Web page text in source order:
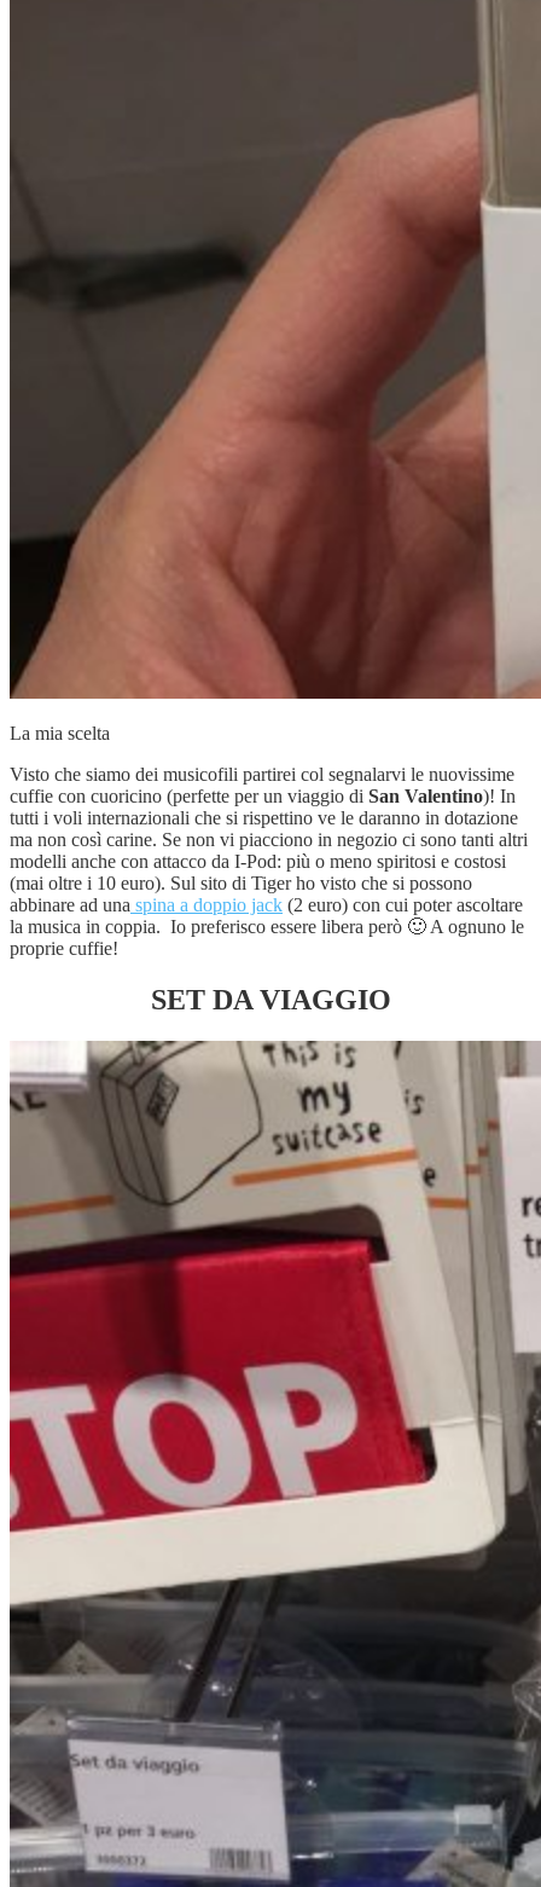
La mia scelta
Visto che siamo dei musicofili partirei col segnalarvi le nuovissime
cuffie con cuoricino (perfette per un viaggio di San Valentino)! In
tutti i voli internazionali che si rispettino ve le daranno in dotazione
ma non così carine. Se non vi piacciono in negozio ci sono tanti altri
modelli anche con attacco da I-Pod: più o meno spiritosi e costosi
(mai oltre i 10 euro). Sul sito di Tiger ho visto che si possono
abbinare ad una spina a doppio jack (2 euro) con cui poter ascoltare
la musica in coppia. Io preferisco essere libera però 🙂 A ognuno le
proprie cuffie!
SET DA VIAGGIO